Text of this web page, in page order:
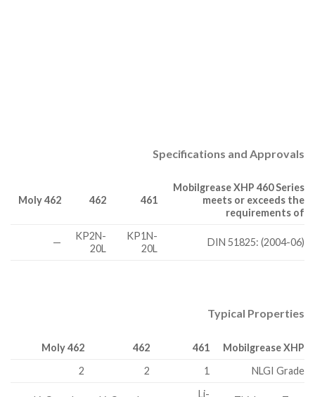
Specifications and Approvals
Mobilgrease XHP 460 Series
meets or exceeds the
requirements of
461
462
462 Moly
DIN 51825: (2004-06)
KP1N-
20L
KP2N-
20L
—
Typical Properties
Mobilgrease XHP
461
462
462 Moly
NLGI Grade
1
2
2
Li-